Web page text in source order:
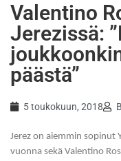
Valentino
Jerezissä:
päästä”
5 toukokuun, 2018
Jerez on aiemmin sopinut
vuonna sekä Valentino